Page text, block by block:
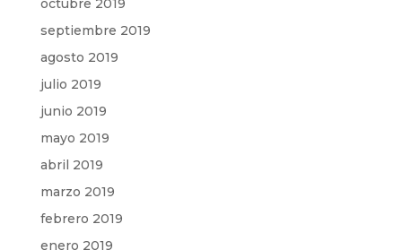
octubre 2019
septiembre 2019
agosto 2019
julio 2019
junio 2019
mayo 2019
abril 2019
marzo 2019
febrero 2019
enero 2019